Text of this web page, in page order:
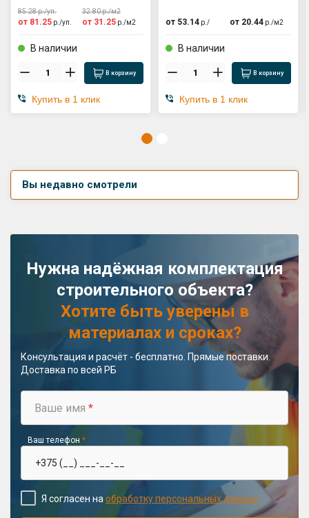
85.28р./уп.
от 81.25 р./уп.
32.80р./м2
от 31.25 р./м2
В наличии
В корзину
Купить в 1 клик
от 53.14 р./ от 20.44 р./м2
В наличии
В корзину
Купить в 1 клик
Вы недавно смотрели
Нужна надёжная комплектация
строительного объекта?
Хотите быть уверены в
материалах и сроках?
Консультация и расчёт - бесплатно. Прямые поставки.
Доставка по всей РБ
Ваше имя *
Ваш телефон *
Я согласен наобработку персональных данных